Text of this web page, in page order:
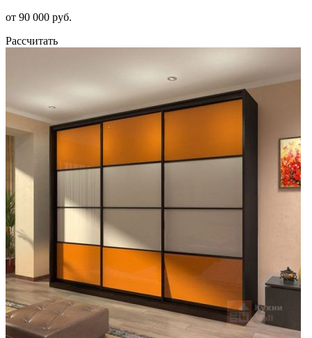
от 90 000 руб.
Рассчитать